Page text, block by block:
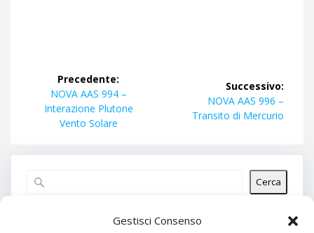
Gestisci Consenso
Navigazione
articoli
Precedente:
Articolo
precedente:
NOVA AAS 994 –
Interazione Plutone
Vento Solare
Successivo:
Articolo
successivo:
NOVA AAS 996 –
Transito di Mercurio
Cerca
Articoli recenti